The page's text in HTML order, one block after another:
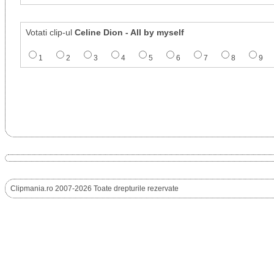
Votati clip-ul Celine Dion - All by myself
1 2 3 4 5 6 7 8 9
Clipmania.ro 2007-2026 Toate drepturile rezervate